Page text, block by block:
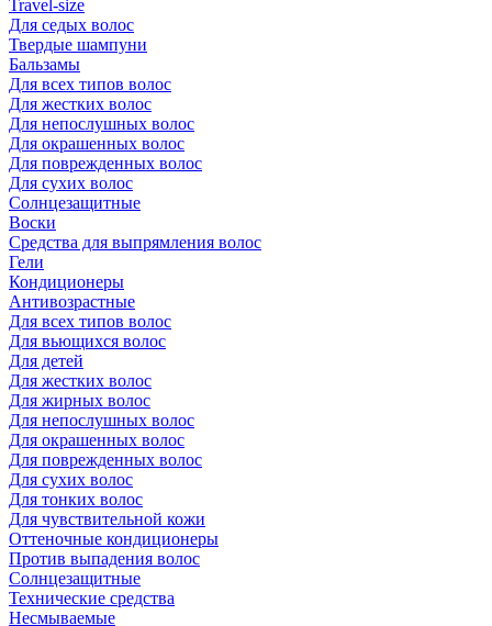
Travel-size
Для седых волос
Твердые шампуни
Бальзамы
Для всех типов волос
Для жестких волос
Для непослушных волос
Для окрашенных волос
Для поврежденных волос
Для сухих волос
Солнцезащитные
Воски
Средства для выпрямления волос
Гели
Кондиционеры
Антивозрастные
Для всех типов волос
Для вьющихся волос
Для детей
Для жестких волос
Для жирных волос
Для непослушных волос
Для окрашенных волос
Для поврежденных волос
Для сухих волос
Для тонких волос
Для чувствительной кожи
Оттеночные кондиционеры
Против выпадения волос
Солнцезащитные
Технические средства
Несмываемые